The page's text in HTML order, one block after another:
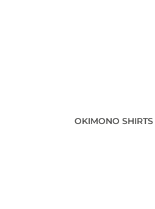
OKIMONO SHIRTS